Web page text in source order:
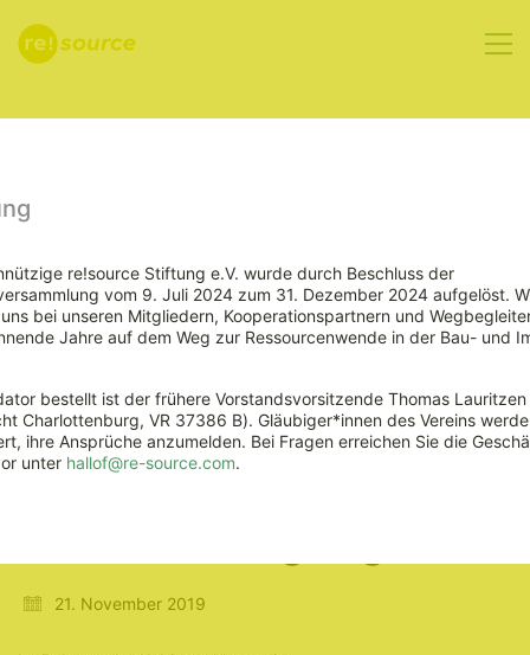
2. Open Data
Merkel will
bessere
21. November 2019
re!source Stiftung e.V. wurde durch Beschluss der
vom 9. Juli 2024 zum 31. Dezember 2024 aufgelöst.
bei unseren Mitgliedern, Kooperationspartnern und
Jahre auf dem Weg zur Ressourcenwende in der Bau- und
bestellt ist der frühere Vorstandsvorsitzende Thomas Lauritzen
Charlottenburg, VR 37386 B). Gläubiger*innen des Vereins
ihre Ansprüche anzumelden. Bei Fragen erreichen Sie die
unter hallof@re-source.com.